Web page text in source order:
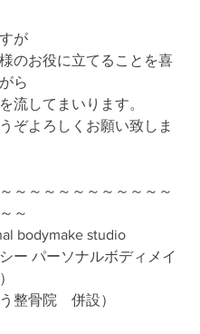
が
のお役に立てることを喜
ら
流してまいります。
ぞよろしくお願い致しま
～～～～～～～～～～～
～
bodymake studio
ー パーソナルボディメイ
整骨院　併設）